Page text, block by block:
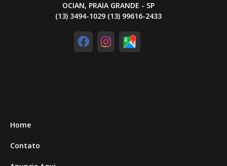
OCIAN, PRAIA GRANDE - SP
(13) 3494-1029 (13) 99616-2433
Home
Contato